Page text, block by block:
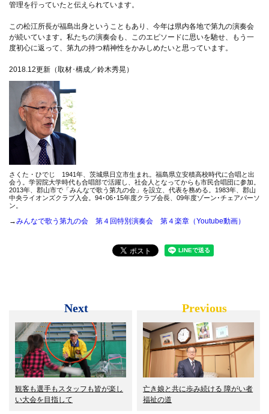
管理を行っていたと伝えられています。
この松江所長が福島出身ということもあり、今年は県内各地で第九の演奏会
が続いています。私たちの演奏会も、このエピソードに思いを馳せ、もう一
度初心に返って、第九の持つ精神性をかみしめたいと思っています。
2018.12更新（取材･構成／鈴木秀晃）
さくた・ひでじ 1941年、茨城県日立市生まれ。福島県立安積高校時代に合唱と出
会う。学習院大学時代も合唱部で活躍し、社会人となってからも市民合唱団に参加。
2013年、郡山市で「みんなで歌う第九の会」を設立、代表を務める。1983年、郡山
中央ライオンズクラブ入会。94･06･15年度クラブ会長、09年度ゾーン･チェアパーソ
ン。
→みんなで歌う第九の会 第４回特別演奏会 第４楽章（Youtube動画）
Next
観客も選手もスタッフも皆が楽し
い大会を目指して
Previous
亡き娘と共に歩み続ける 障がい者
福祉の道